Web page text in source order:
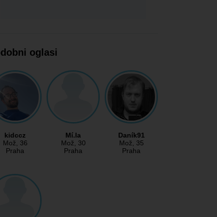
oglasi
kidccz
Mož, 36
Praha
Mí.la
Mož, 30
Praha
Daník91
Mož, 35
Praha